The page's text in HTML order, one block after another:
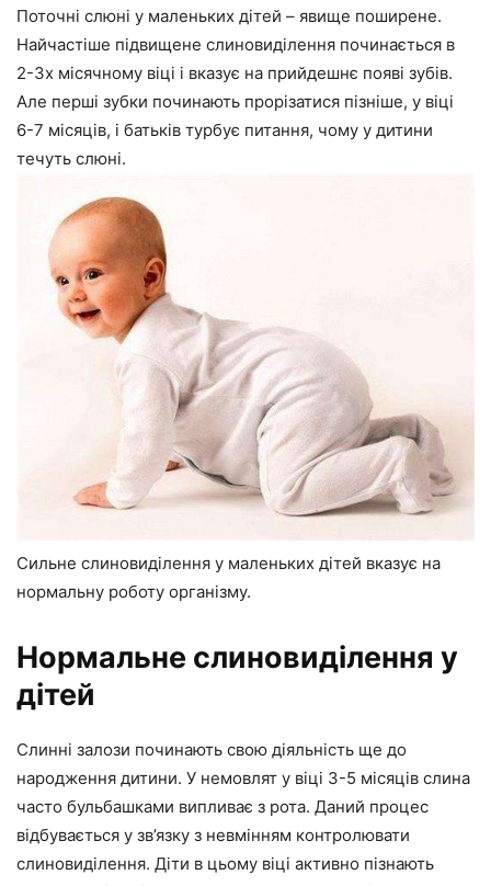
Поточні слюні у маленьких дітей – явище поширене.
Найчастіше підвищене слиновиділення починається в
2-3х місячному віці і вказує на прийдешнє появі зубів.
Але перші зубки починають прорізатися пізніше, у віці
6-7 місяців, і батьків турбує питання, чому у дитини
течуть слюні.
Сильне слиновиділення у маленьких дітей вказує на
нормальну роботу організму.
Нормальне слиновиділення у
дітей
Слинні залози починають свою діяльність ще до
народження дитини. У немовлят у віці 3-5 місяців слина
часто бульбашками випливає з рота. Даний процес
відбувається у зв’язку з невмінням контролювати
слиновиділення. Діти в цьому віці активно пізнають